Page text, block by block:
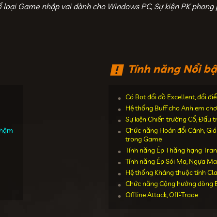
loại Game nhập vai dành cho Windows PC, Sự kiện PK phong
Tính năng Nổi
Có Bot đổi đồ Excellent, đổi
Hệ thống Buff cho Anh em
Sự kiện Chiến trường Cổ, Đấu
Chức năng Hoán đổi Cánh,
trong Game
Tính năng Ép Thăng hạng
Tính năng Ép Sói Ma, Ngựa
Hệ thống Kháng thuộc tính
Chức năng Cộng hưởng dòng
Offline Attack, Off-Trade